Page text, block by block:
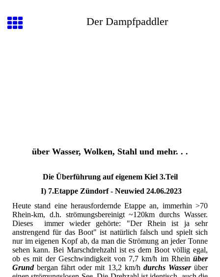
Der Dampfpaddler
über Wasser, Wolken, Stahl und mehr. . .
Die Überführung auf eigenem Kiel 3.Teil
I) 7.Etappe Zündorf - Neuwied 24.06.2023
Heute stand eine herausfordernde Etappe an, immerhin >70
Rhein-km, d.h. strömungsbereinigt ~120km durchs Wasser.
Dieses immer wieder gehörte: "Der Rhein ist ja sehr
anstrengend für das Boot" ist natürlich falsch und spielt sich
nur im eigenen Kopf ab, da man die Strömung an jeder Tonne
sehen kann. Bei Marschdrehzahl ist es dem Boot völlig egal,
ob es mit der Geschwindigkeit von 7,7 km/h im Rhein über
Grundbergan fährt oder mit 13,2 km/h durchs Wasserüber